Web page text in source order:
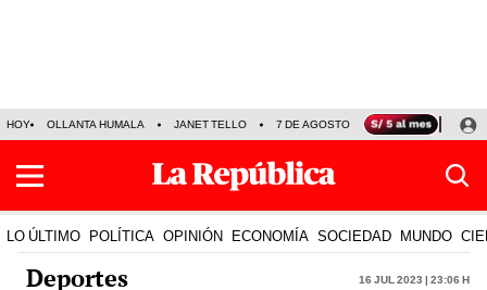
HOY OLLANTA HUMALA JANET TELLO 7 DE AGOSTO TINKA RESULTADOS
LO ÚLTIMO POLÍTICA OPINIÓN ECONOMÍA SOCIEDAD MUNDO
Deportes 16 Jul 2023 | 23:06 h